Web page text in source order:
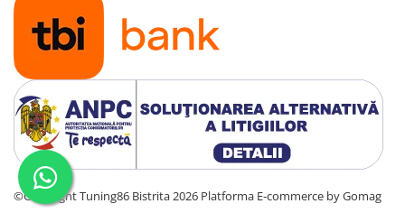
©Copyright Tuning86 Bistrita 2026 Platforma E-commerce by Gomag